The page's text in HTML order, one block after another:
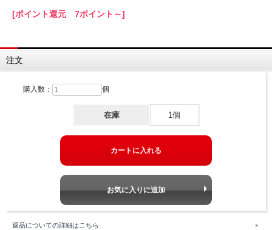
[ポイント還元 7ポイント～]
注文
購入数： 個
在庫 1個
返品についての詳細はこちら